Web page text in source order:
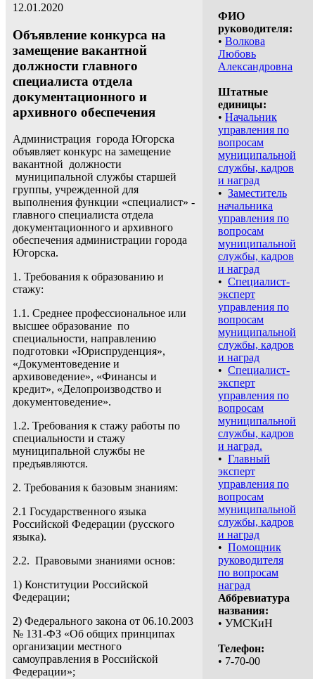
12.01.2020
Объявление конкурса на
замещение вакантной
должности главного
специалиста отдела
документационного и
архивного обеспечения
Администрация города Югорска
объявляет конкурс на замещение
вакантной должности
муниципальной службы старшей
группы, учрежденной для
выполнения функции «специалист» -
главного специалиста отдела
документационного и архивного
обеспечения администрации города
Югорска.
1. Требования к образованию и
стажу:
1.1. Среднее профессиональное или
высшее образование по
специальности, направлению
подготовки «Юриспруденция»,
«Документоведение и
архивоведение», «Финансы и
кредит», «Делопроизводство и
документоведение».
1.2. Требования к стажу работы по
специальности и стажу
муниципальной службы не
предъявляются.
2. Требования к базовым знаниям:
2.1 Государственного языка
Российской Федерации (русского
языка).
2.2. Правовыми знаниями основ:
1) Конституции Российской
Федерации;
2) Федерального закона от 06.10.2003
№ 131-ФЗ «Об общих принципах
организации местного
самоуправления в Российской
Федерации»;
ФИО
руководителя:
• Волкова
Любовь
Александровна
Штатные
единицы:
• Начальник
управления по
вопросам
муниципальной
службы, кадров
и наград
• Заместитель
начальника
управления по
вопросам
муниципальной
службы, кадров
и наград
• Специалист-
эксперт
управления по
вопросам
муниципальной
службы, кадров
и наград
• Специалист-
эксперт
управления по
вопросам
муниципальной
службы, кадров
и наград.
• Главный
эксперт
управления по
вопросам
муниципальной
службы, кадров
и наград
• Помощник
руководителя
по вопросам
наград
Аббревиатура
названия:
• УМСКиН
Телефон:
• 7-70-00